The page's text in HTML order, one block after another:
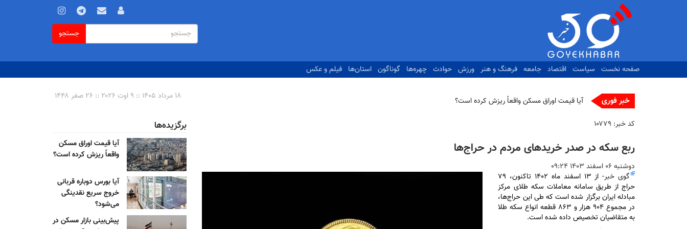
فرم
جستجو
جستجو
صفحه نخست سیاست اقتصاد جامعه فرهنگ و هنر ورزش حوادث چهره‌ها گوناگون استان‌ها فیلم و عکس
خبر فوری آیا قیمت اوراق مسکن واقعاً ریزش کرده است؟ ۱۸ مرداد ۱۴۰۵ :: ۹ اوت ۲۰۲۶ :: ۲۶ صفر ۱۴۴۸
کد خبر: ۱۰۷۷۹
ربع سکه در صدر خرید‌های مردم در حراج‌ها
دوشنبه ۰۶ اسفند ۱۴۰۳ ۰۹:۲۴
گوی خبر
- از ۱۳ اسفند ماه ۱۴۰۲ تاکنون، ۷۹
حراج از طریق سامانه معاملات سکه طلای مرکز
مبادله ایران برگزار شده است که طی این حراج‌ها،
در مجموع ۹۰۴ هزار و ۸۶۳ قطعه انواع سکه طلا
به متقاضیان تخصیص داده شده است.
برگزیده‌ها
آیا قیمت اوراق مسکن
واقعاً ریزش کرده است؟
آیا بورس دوباره قربانی
خروج سریع نقدینگی
می‌شود؟
پیش‌بینی بازار مسکن در